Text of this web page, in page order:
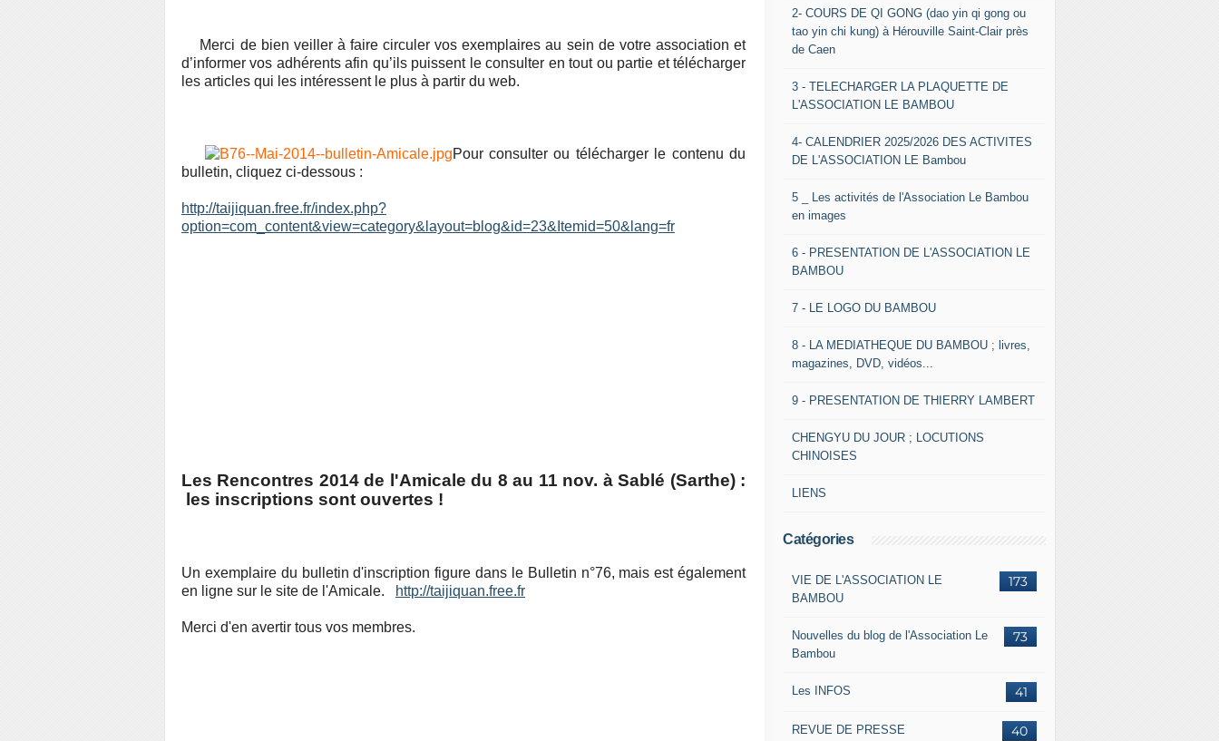
Merci de bien veiller à faire circuler vos exemplaires au sein de votre association et
d’informer vos adhérents afin qu’ils puissent le consulter en tout ou partie et télécharger
les articles qui les intéressent le plus à partir du web.
Pour consulter ou télécharger le contenu du
bulletin, cliquez ci-dessous :
http://taijiquan.free.fr/index.php?
option=com_content&view=category&layout=blog&id=23&Itemid=50&lang=fr
Les Rencontres 2014 de l'Amicale du 8 au 11 nov. à Sablé (Sarthe) :
les inscriptions sont ouvertes !
Un exemplaire du bulletin d'inscription figure dans le Bulletin n°76, mais est également
en ligne sur le site de l'Amicale.
http://taijiquan.free.fr
Merci d'en avertir tous vos membres.
2- COURS DE QI GONG (dao yin qi gong ou
tao yin chi kung) à Hérouville Saint-Clair près
de Caen
3 - TELECHARGER LA PLAQUETTE DE
L'ASSOCIATION LE BAMBOU
4- CALENDRIER 2025/2026 DES ACTIVITES
DE L'ASSOCIATION LE Bambou
5 _ Les activités de l'Association Le Bambou
en images
6 - PRESENTATION DE L'ASSOCIATION LE
BAMBOU
7 - LE LOGO DU BAMBOU
8 - LA MEDIATHEQUE DU BAMBOU ; livres,
magazines, DVD, vidéos...
9 - PRESENTATION DE THIERRY LAMBERT
CHENGYU DU JOUR ; LOCUTIONS
CHINOISES
LIENS
Catégories
173
VIE DE L'ASSOCIATION LE
BAMBOU
73
Nouvelles du blog de l'Association Le
Bambou
41
Les INFOS
40
REVUE DE PRESSE